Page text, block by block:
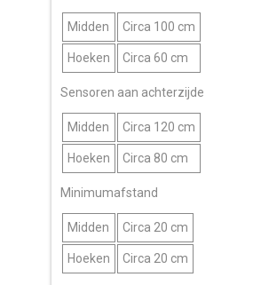
Midden Circa 100 cm
Hoeken Circa 60 cm
Sensoren aan achterzijde
Midden Circa 120 cm
Hoeken Circa 80 cm
Minimumafstand
Midden Circa 20 cm
Hoeken Circa 20 cm